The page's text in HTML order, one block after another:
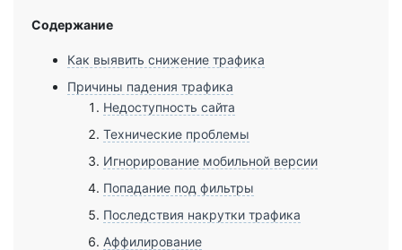
Содержание
Как выявить снижение трафика
Причины падения трафика
Недоступность сайта
Технические проблемы
Игнорирование мобильной версии
Попадание под фильтры
Последствия накрутки трафика
Аффилирование